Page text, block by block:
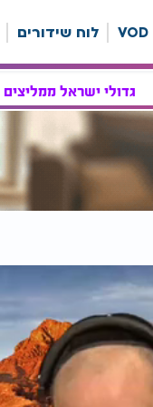
VOD לוח שידורים
גדולי ישראל ממליצים